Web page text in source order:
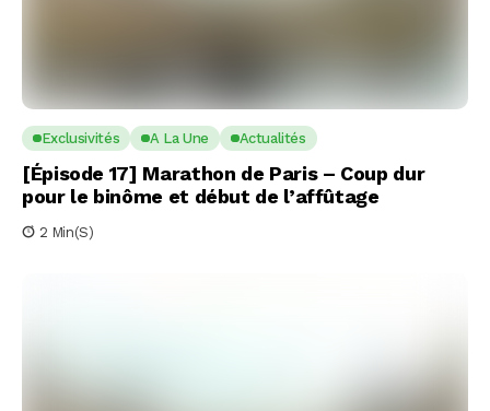
Exclusivités A La Une Actualités
[Épisode 17] Marathon de Paris – Coup dur
pour le binôme et début de l’affûtage
2 Min(s)